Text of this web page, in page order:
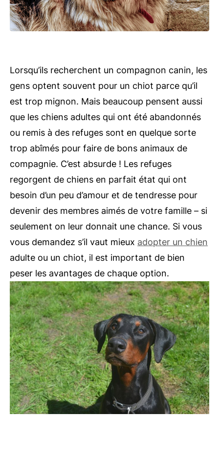
Lorsqu’ils recherchent un compagnon canin, les
gens optent souvent pour un chiot parce qu’il
est trop mignon. Mais beaucoup pensent aussi
que les chiens adultes qui ont été abandonnés
ou remis à des refuges sont en quelque sorte
trop abîmés pour faire de bons animaux de
compagnie. C’est absurde ! Les refuges
regorgent de chiens en parfait état qui ont
besoin d’un peu d’amour et de tendresse pour
devenir des membres aimés de votre famille – si
seulement on leur donnait une chance. Si vous
vous demandez s’il vaut mieux adopter un chien
adulte ou un chiot, il est important de bien
peser les avantages de chaque option.